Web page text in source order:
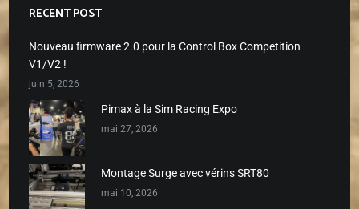
RECENT POST
Nouveau firmware 2.0 pour la Control Box Competition
V1/V2 !
juin 5, 2026
Pimax à la Sim Racing Expo
mai 27, 2026
Montage Surge avec vérins SRT80
mai 10, 2026